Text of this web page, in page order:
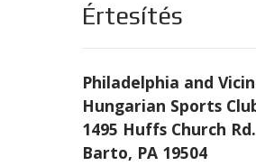
Értesítés
Philadelphia and
Hungarian Sports
1495 Huffs Church Rd.
Barto, PA 19504